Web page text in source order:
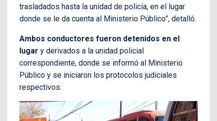
trasladados hasta la unidad de policía, en el lugar
donde se le da cuenta al Ministerio Público”, detalló.
Ambos conductores fueron detenidos en el
lugar y derivados a la unidad policial
correspondiente, donde se informó al Ministerio
Público y se iniciaron los protocolos judiciales
respectivos.